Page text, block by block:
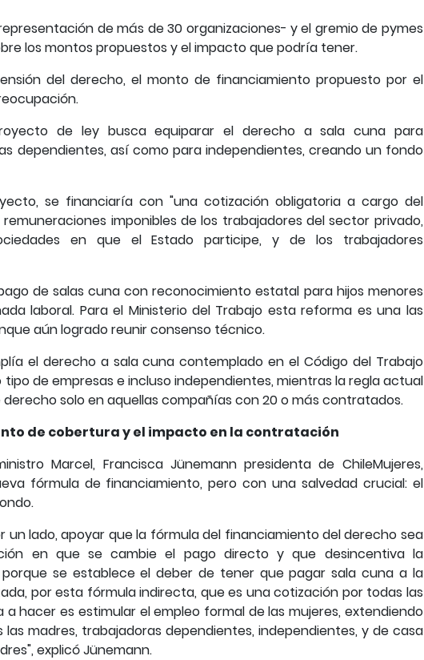
de más de 30 organizaciones- y el gremio de pymes
los montos propuestos y el impacto que podría tener.
del derecho, el monto de financiamiento propuesto por el
de ley busca equiparar el derecho a sala cuna para
dependientes, así como para independientes, creando un fondo
se financiaría con "una cotización obligatoria a cargo del
remuneraciones imponibles de los trabajadores del sector privado,
en que el Estado participe, y de los trabajadores
de salas cuna con reconocimiento estatal para hijos menores
laboral. Para el Ministerio del Trabajo esta reforma es una las
aún logrado reunir consenso técnico.
el derecho a sala cuna contemplado en el Código del Trabajo
de empresas e incluso independientes, mientras la regla actual
solo en aquellas compañías con 20 o más contratados.
de cobertura y el impacto en la contratación
Marcel, Francisca Jünemann presidenta de ChileMujeres,
fórmula de financiamiento, pero con una salvedad crucial: el
un lado, apoyar que la fórmula del financiamiento del derecho sea
en que se cambie el pago directo y que desincentiva la
se establece el deber de tener que pagar sala cuna a la
por esta fórmula indirecta, que es una cotización por todas las
a hacer es estimular el empleo formal de las mujeres, extendiendo
madres, trabajadoras dependientes, independientes, y de casa
explicó Jünemann.